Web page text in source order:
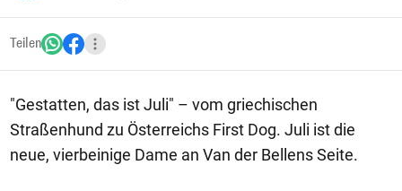
Teilen
"Gestatten, das ist Juli" – vom griechischen
Straßenhund zu Österreichs First Dog. Juli ist die
neue, vierbeinige Dame an Van der Bellens Seite.